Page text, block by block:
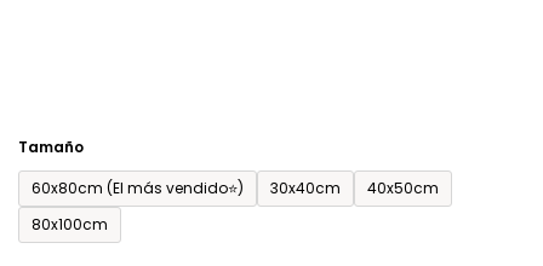
Tamaño
60x80cm (El más vendido⭐)
30x40cm
40x50cm
80x100cm